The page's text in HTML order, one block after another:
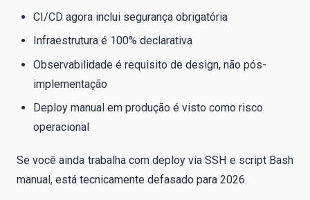
CI/CD agora inclui segurança obrigatória
Infraestrutura é 100% declarativa
Observabilidade é requisito de design, não pós-
implementação
Deploy manual em produção é visto como risco
operacional
Se você ainda trabalha com deploy via SSH e script Bash
manual, está tecnicamente defasado para 2026.